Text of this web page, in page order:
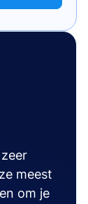
meest
om je